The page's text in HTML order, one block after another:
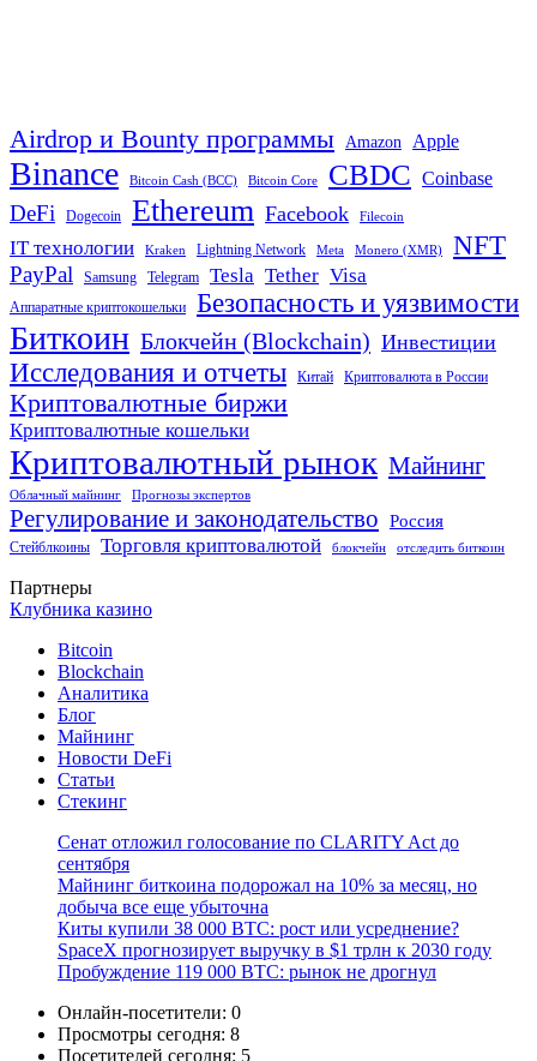
Airdrop и Bounty программы Amazon Apple
Binance Bitcoin Cash (BCC) Bitcoin Core CBDC Coinbase
DeFi Dogecoin Ethereum Facebook Filecoin
IT технологии Kraken Lightning Network Meta Monero (XMR) NFT
PayPal Samsung Telegram Tesla Tether Visa
Аппаратные криптокошельки Безопасность и уязвимости
Биткоин Блокчейн (Blockchain) Инвестиции
Исследования и отчеты Китай Криптовалюта в России
Криптовалютные биржи
Криптовалютные кошельки
Криптовалютный рынок Майнинг
Облачный майнинг Прогнозы экспертов
Регулирование и законодательство Россия
Стейблкоины Торговля криптовалютой блокчейн отследить биткоин
Партнеры
Клубника казино
Bitcoin
Blockchain
Аналитика
Блог
Майнинг
Новости DeFi
Статьи
Стекинг
Сенат отложил голосование по CLARITY Act до
сентября
Майнинг биткоина подорожал на 10% за месяц, но
добыча все еще убыточна
Киты купили 38 000 BTC: рост или усреднение?
SpaceX прогнозирует выручку в $1 трлн к 2030 году
Пробуждение 119 000 BTC: рынок не дрогнул
Онлайн-посетители: 0
Просмотры сегодня: 8
Посетителей сегодня: 5